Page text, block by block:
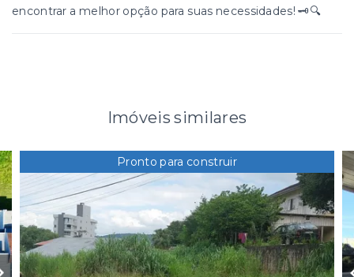
encontrar a melhor opção para suas necessidades! 🗝️🔍
Imóveis similares
Pronto para construir